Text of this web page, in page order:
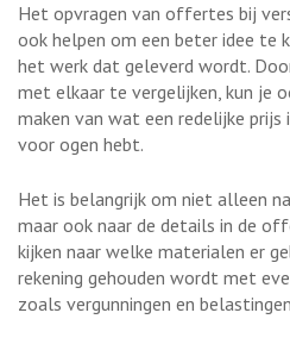
Het opvragen van offertes bij
ook helpen om een beter idee te
het werk dat geleverd wordt.
met elkaar te vergelijken, kun je
maken van wat een redelijke
voor ogen hebt.
Het is belangrijk om niet alleen
maar ook naar de details in de
kijken naar welke materialen er
rekening gehouden wordt met
zoals vergunningen en